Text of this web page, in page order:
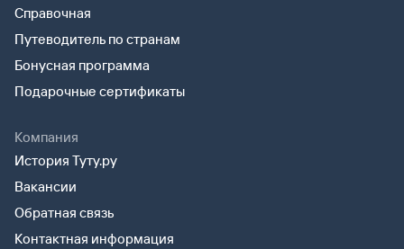
Справочная
Путеводитель по странам
Бонусная программа
Подарочные сертификаты
Компания
История Туту.ру
Вакансии
Обратная связь
Контактная информация